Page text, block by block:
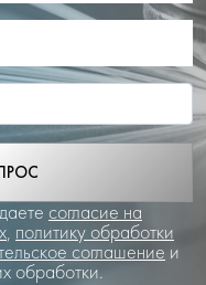
согласие на
, политику обработки
соглашение и
обработки.